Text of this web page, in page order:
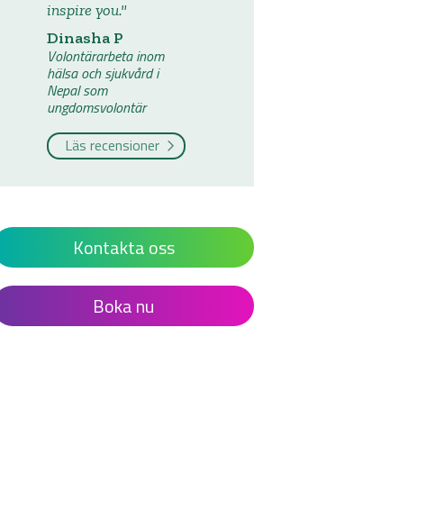
inspire you.
Dinasha P
Volontärarbeta inom
hälsa och sjukvård i
Nepal som
ungdomsvolontär
Läs recensioner
Kontakta oss
Boka nu